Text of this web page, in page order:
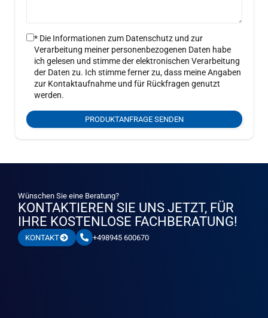
* Die Informationen zum Datenschutz und zur
Verarbeitung meiner personenbezogenen Daten habe
ich gelesen und stimme der elektronischen Verarbeitung
der Daten zu. Ich stimme ferner zu, dass meine Angaben
zur Kontaktaufnahme und für Rückfragen genutzt
werden.
PRODUKTANFRAGE SENDEN
Wünschen Sie eine Beratung?
KONTAKTIEREN SIE UNS JETZT, FÜR
IHRE KOSTENLOSE FACHBERATUNG!
KONTAKT +498945 600670